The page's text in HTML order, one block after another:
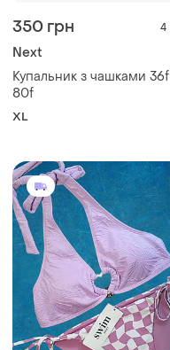
350 грн 4
Next
Купальник з чашками 36f
80f
XL